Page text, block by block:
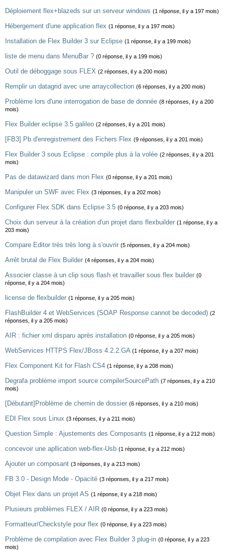
Déploiement flex+blazeds sur un serveur windows (1 réponse, il y a 197 mois)
Hébergement d'une application flex (1 réponse, il y a 197 mois)
Installation de Flex Builder 3 sur Eclipse (1 réponse, il y a 199 mois)
liste de menu dans MenuBar ? (0 réponse, il y a 199 mois)
Outil de déboggage sous FLEX (2 réponses, il y a 200 mois)
Remplir un datagrid avec une arraycollection (6 réponses, il y a 200 mois)
Problème lors d'une interrogation de base de donnée (8 réponses, il y a 200
mois)
Flex Builder eclipse 3.5 galileo (2 réponses, il y a 201 mois)
[FB3] Pb d'enregistrement des Fichers Flex (9 réponses, il y a 201 mois)
Flex Builder 3 sous Eclipse : compile plus à la volée (2 réponses, il y a 201
mois)
Pas de datawizard dans mon Flex (0 réponse, il y a 201 mois)
Manipuler un SWF avec Flex (3 réponses, il y a 202 mois)
Configurer Flex SDK dans Eclipse 3.5 (0 réponse, il y a 203 mois)
Choix dun serveur à la création d'un projet dans flexbuilder (1 réponse, il y a
203 mois)
Compare Editor très très long à s'ouvrir (5 réponses, il y a 204 mois)
Arrêt brutal de Flex Builder (4 réponses, il y a 204 mois)
Associer classe à un clip sous flash et travailler sous flex builder (0
réponse, il y a 204 mois)
license de flexbuilder (1 réponse, il y a 205 mois)
FlashBuilder 4 et WebServices (SOAP Response cannot be decoded) (2
réponses, il y a 205 mois)
AIR : fichier xml disparu après installation (0 réponse, il y a 205 mois)
WebServices HTTPS Flex/JBoss 4.2.2.GA (1 réponse, il y a 207 mois)
Flex Component Kit for Flash CS4 (1 réponse, il y a 208 mois)
Degrafa problème import source compilerSourcePath (7 réponses, il y a 210
mois)
[Débutant]Problème de chemin de dossier (6 réponses, il y a 210 mois)
EDI Flex sous Linux (3 réponses, il y a 211 mois)
Question Simple : Ajustements des Composants (1 réponse, il y a 212 mois)
concevoir une apllication web-flex-Usb (1 réponse, il y a 212 mois)
Ajouter un composant (3 réponses, il y a 213 mois)
FB 3.0 - Design Mode - Opacité (3 réponses, il y a 217 mois)
Objet Flex dans un projet AS (1 réponse, il y a 218 mois)
Plusieurs problèmes FLEX / AIR (0 réponse, il y a 223 mois)
Formatteur/Checkstyle pour flex (0 réponse, il y a 223 mois)
Problème de compilation avec Flex Builder 3 plug-in (0 réponse, il y a 223
mois)